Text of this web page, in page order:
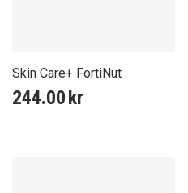
Skin Care+ FortiNut
244.00 kr